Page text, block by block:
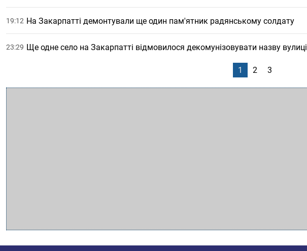
19:12 На Закарпатті демонтували ще один пам'ятник радянському солдату
23:29 Ще одне село на Закарпатті відмовилося декомунізовувати назву вулиці
1 2 3